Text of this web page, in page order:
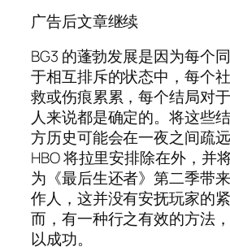
广告后文章继续
BG3 的蓬勃发展是因为每个
于相互排斥的状态中，每个
救或伤痕累累，每个结局对
人来说都是确定的。将这些
方历史可能会在一夜之间疏远
HBO 将拉里安排除在外，并
为《最后生还者》第二季带
作人，这并没有安抚玩家的
而，有一种行之有效的方法
以成功。